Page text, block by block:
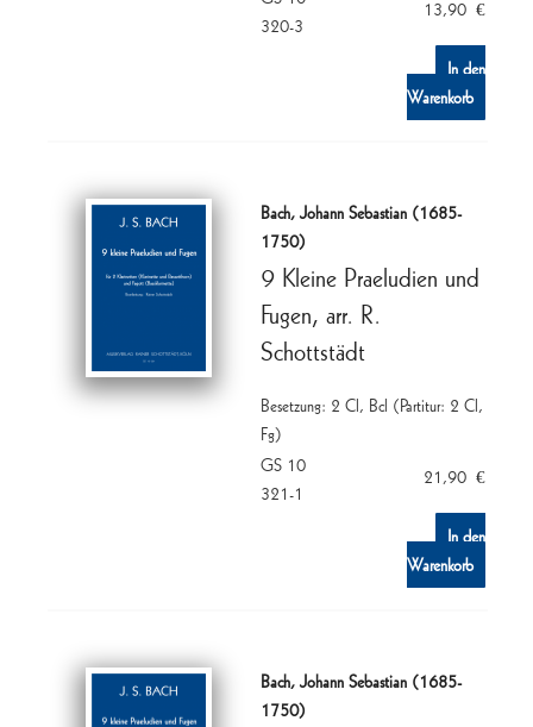
320-3
13,90 €
In den
Warenkorb
Bach, Johann Sebastian (1685-
1750)
9 Kleine Praeludien und
Fugen, arr. R.
Schottstädt
Besetzung: 2 Cl, Bcl (Partitur: 2 Cl,
Fg)
GS 10
321-1
21,90 €
In den
Warenkorb
Bach, Johann Sebastian (1685-
1750)